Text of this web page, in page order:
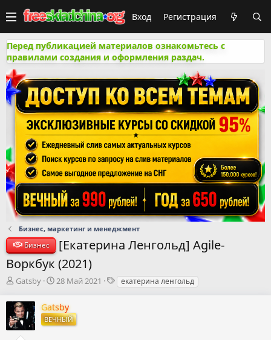
Вход Регистрация
Перед публикацией материалов ознакомьтесь с
правилами создания и оформления раздач.
Бизнес, маркетинг и менеджмент
Бизнес
[Екатерина Ленгольд] Agile-
Воркбук (2021)
А
т
о
р
Gatsby
Д
т
а
н
28 Май 2021
Текатерина ленгольд
Gatsby
ВЕЧНЫЙ